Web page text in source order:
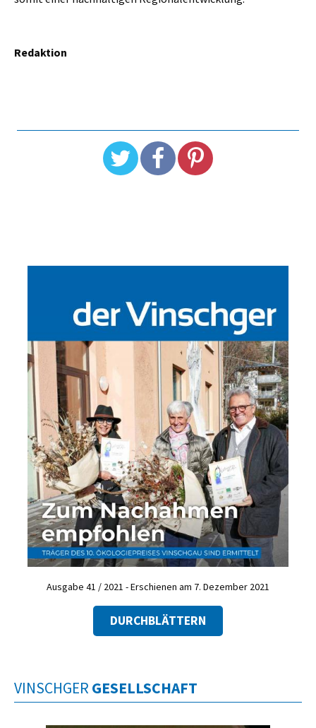
Redaktion
Ausgabe 41 / 2021 - Erschienen am 7. Dezember 2021
DURCHBLÄTTERN
VINSCHGER GESELLSCHAFT